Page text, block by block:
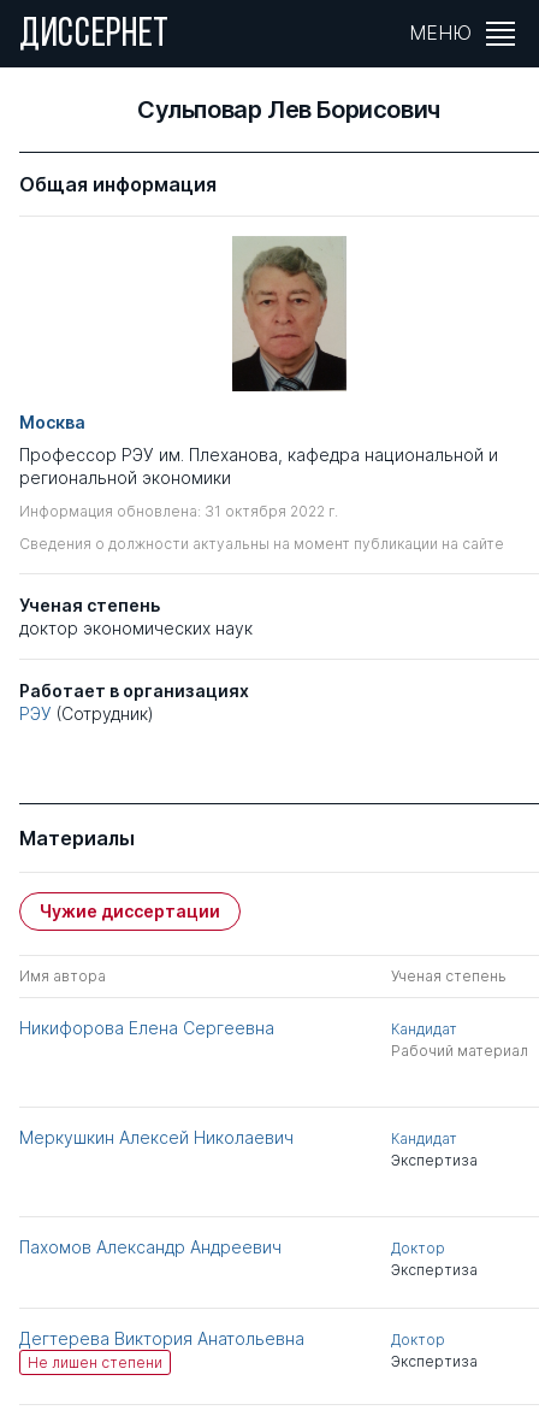
ДИССЕРНЕТ МЕНЮ
Сульповар Лев Борисович
Общая информация
Москва
Профессор РЭУ им. Плеханова, кафедра национальной и
региональной экономики
Информация обновлена: 31 октября 2022 г.
Сведения о должности актуальны на момент публикации на сайте
Ученая степень
доктор экономических наук
Работает в организациях
РЭУ (Сотрудник)
Материалы
Чужие диссертации
Имя автора Ученая степень
Никифорова Елена Сергеевна
Кандидат
Рабочий материал
Меркушкин Алексей Николаевич
Кандидат
Экспертиза
Пахомов Александр Андреевич
Доктор
Экспертиза
Дегтерева Виктория Анатольевна
Не лишен степени
Доктор
Экспертиза